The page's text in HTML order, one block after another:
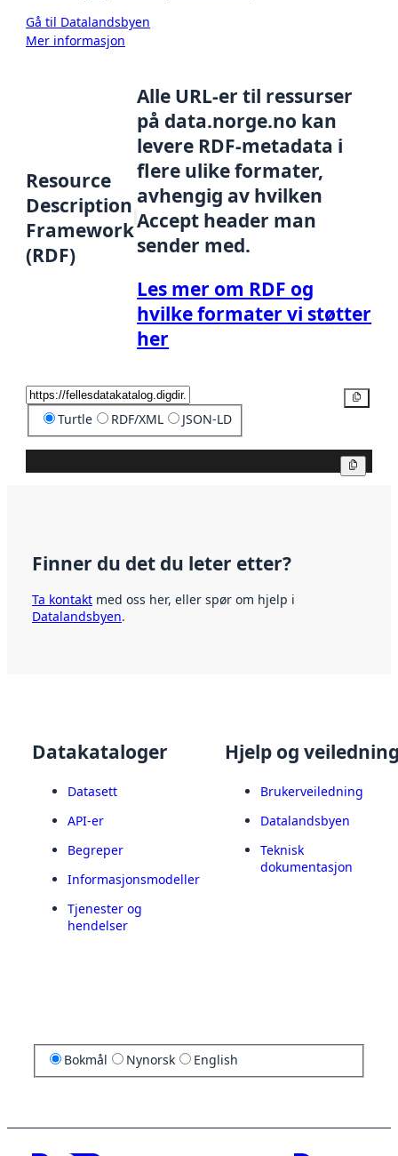
Gå til Datalandsbyen
Mer informasjon
Resource
Description
Framework
(RDF)
Alle URL-er til ressurser
på data.norge.no kan
levere RDF-metadata i
flere ulike formater,
avhengig av hvilken
Accept header man
sender med.
Les mer om RDF og
hvilke formater vi støtter
her
Turtle RDF/XML JSON-LD
Finner du det du leter etter?
Ta kontakt med oss her, eller spør om hjelp i
Datalandsbyen.
Datakataloger
Datasett
API-er
Begreper
Informasjonsmodeller
Tjenester og
hendelser
Hjelp og
Brukerveiledning
Datalandsbyen
Teknisk
dokumentasjon
Bokmål Nynorsk English